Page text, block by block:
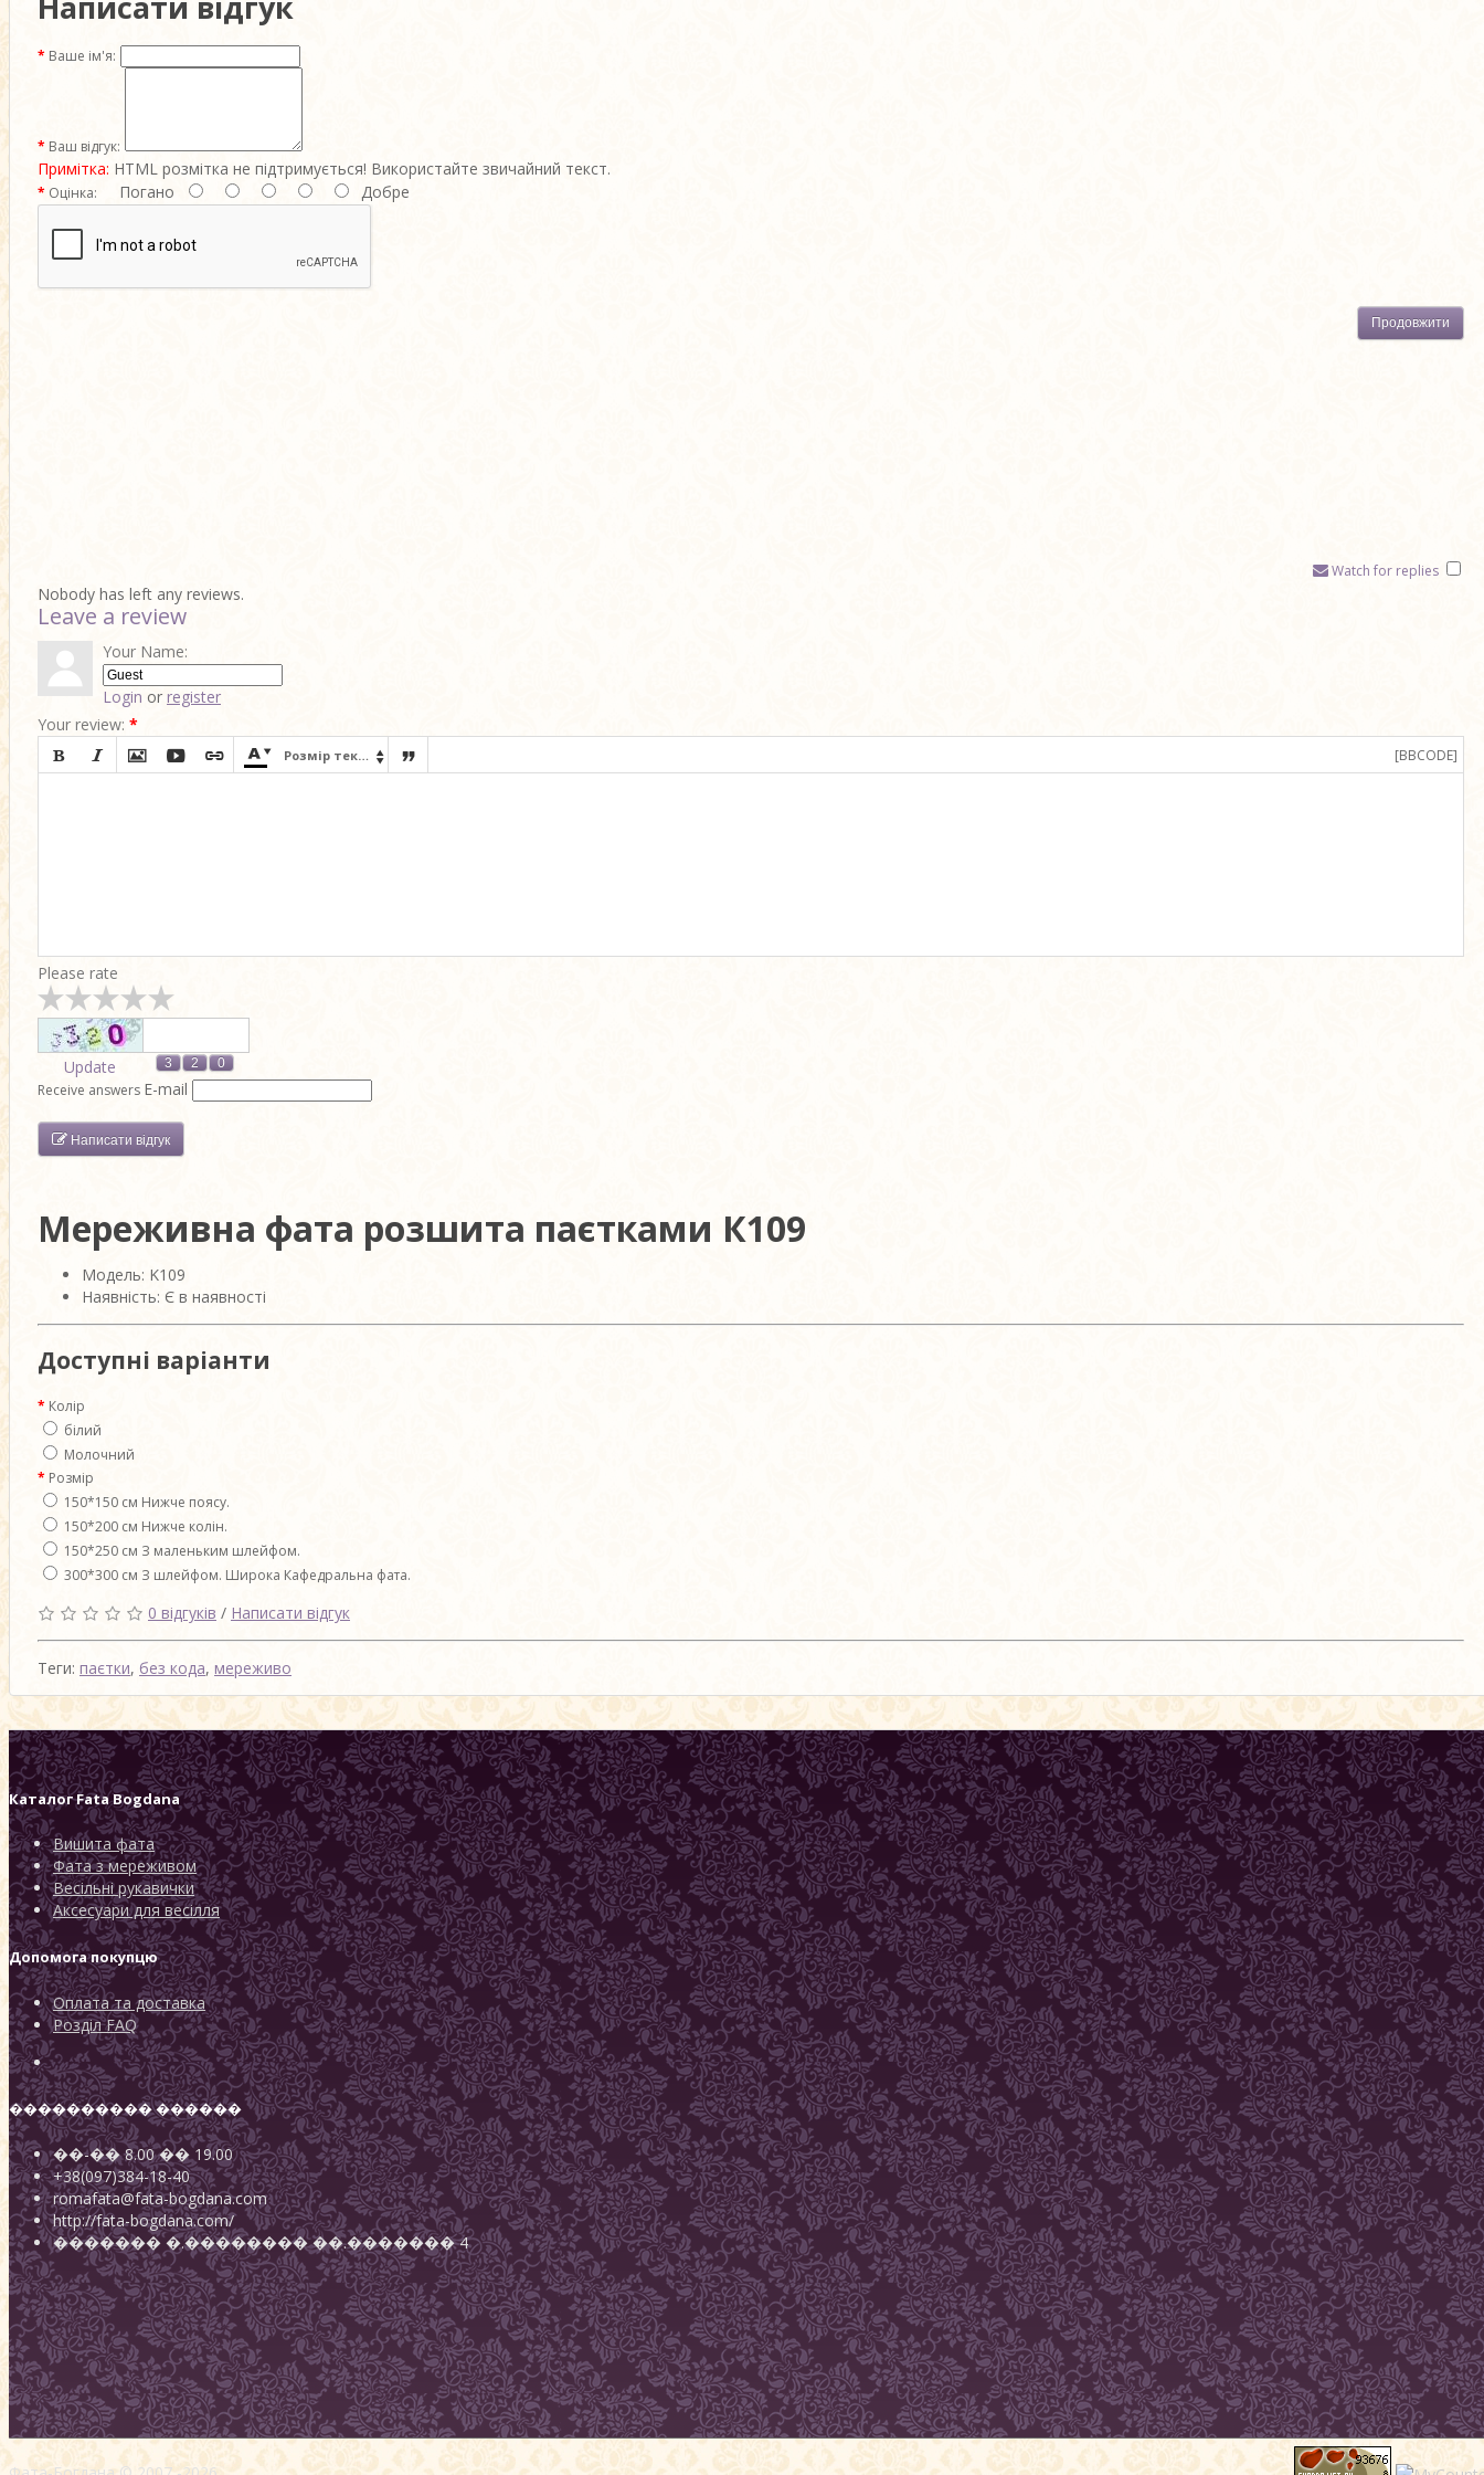
Ваше ім'я:
Ваш відгук:
Примітка: HTML розмітка не підтримується! Використайте звичайний текст.
Оцінка: Погано Добре
Продовжити
Watch for replies
Nobody has left any reviews.
Leave a review
Your Name:
Login or register
Your review: *
      Розмір тексту   [BBCODE]
Please rate
Update
Receive answers E-mail
Написати відгук
Мереживна фата розшита паєтками К109
Модель: K109
Наявність: Є в наявності
Доступні варіанти
Колір
білий
Молочний
Розмір
150*150 см Нижче поясу.
150*200 см Нижче колін.
150*250 см З маленьким шлейфом.
300*300 см З шлейфом. Широка Кафедральна фата.
0 відгуків / Написати відгук
Теги: паєтки, без кода, мереживо
КаталогFata Bogdana
Вишита фата
Фата з мереживом
Весільні рукавички
Аксесуари для весілля
Допомога покупцю
Оплата та доставка
Розділ FAQ
���������� ������
��-��8.00��19.00
+38(097)384-18-40
romafata@fata-bogdana.com
http://fata-bogdana.com/
��������.����������.������� 4